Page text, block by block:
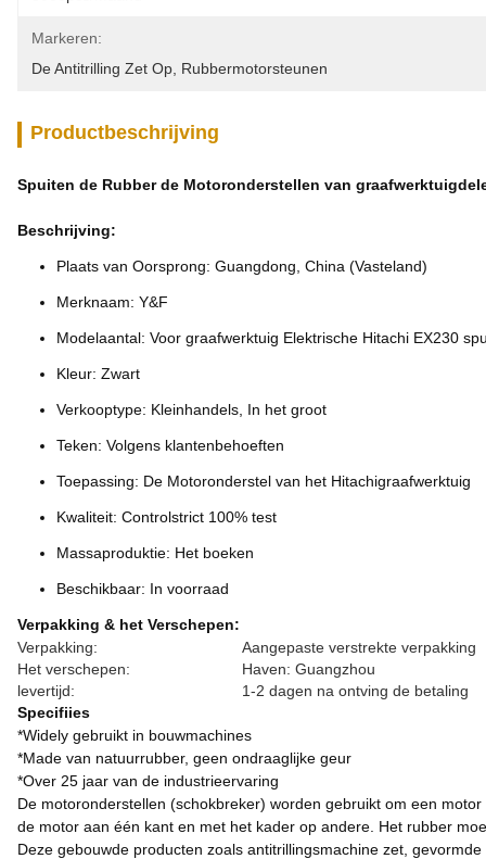
Markeren:
De Antitrilling Zet Op Rubbermotorsteunen
Productbeschrijving
Spuiten de Rubber de Motoronderstellen van
Beschrijving:
Plaats van Oorsprong: Guangdong, China (Vasteland)
Merknaam: Y&F
Modelaantal: Voor graafwerktuig Elektrische Hitachi EX230
Kleur: Zwart
Verkooptype: Kleinhandels, In het groot
Teken: Volgens klantenbehoeften
Toepassing: De Motoronderstel van het Hitachigraafwerktuig
Kwaliteit: Controlstrict 100% test
Massaproduktie: Het boeken
Beschikbaar: In voorraad
Verpakking & het Verschepen:
Verpakking:
Aangepaste verstrekte verpakking
Het verschepen:
Haven: Guangzhou
levertijd:
1-2 dagen na ontving de betaling
Specifiies
*Widely gebruikt in bouwmachines
*Made van natuurrubber, geen ondraaglijke geur
*Over 25 jaar van de industrieervaring
De motoronderstellen (schokbreker) worden gebruikt om een
de motor aan één kant en met het kader op andere. Het rubber
Deze gebouwde producten zoals antitrillingsmachine zet,